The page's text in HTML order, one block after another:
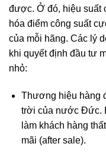
được. Ở đó, hiệu suất
hóa điểm công suất
của mỗi hãng. Các lý
khi quyết định đầu tư
nhỏ:
Thương hiệu hàng
trời của nước Đức.
làm khách hàng
mãi (after sale).